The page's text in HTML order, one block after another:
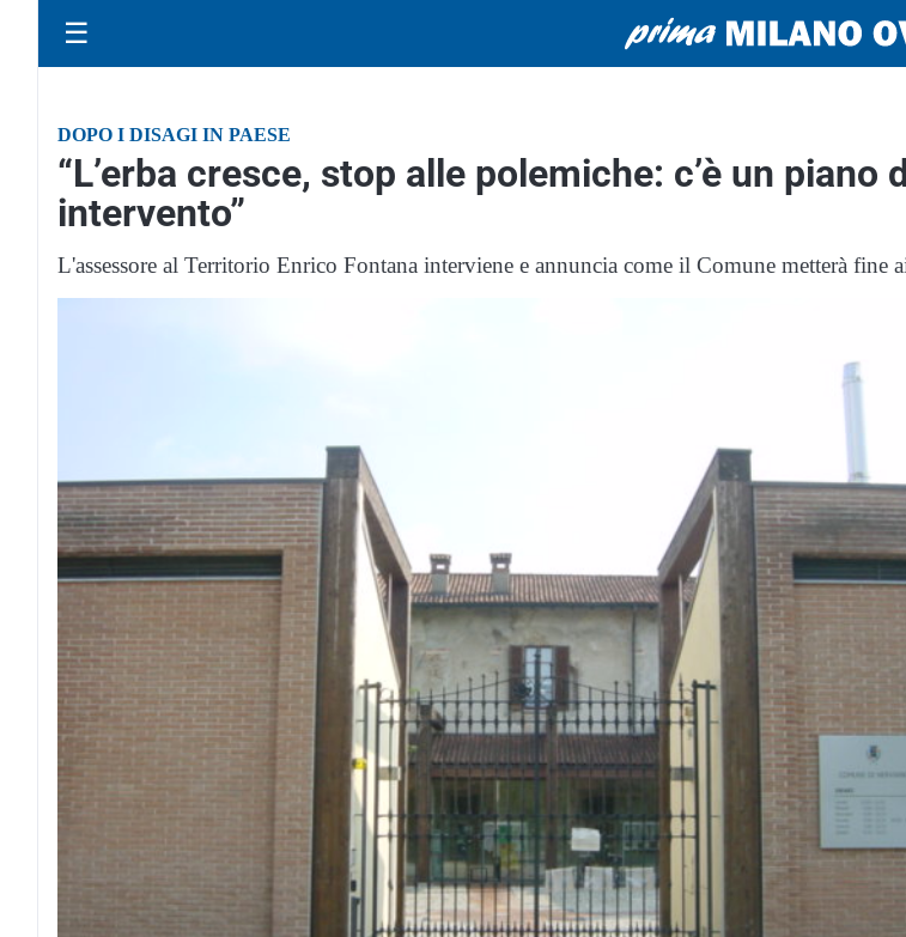
☰
DOPO I DISAGI IN PAESE
“L’erba cresce, stop alle polemiche: c’è un piano
intervento”
L'assessore al Territorio Enrico Fontana interviene e annuncia come il Comune metterà fine